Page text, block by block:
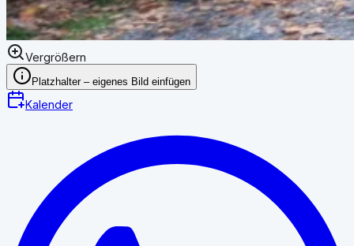
Vergrößern
Platzhalter – eigenes Bild einfügen
Kalender